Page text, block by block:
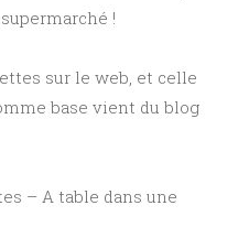
!
sur le web, et celle
base vient du blog
– A table dans une